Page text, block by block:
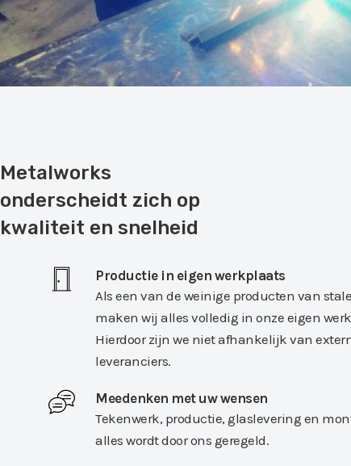
Metalworks
onderscheidt zich op
kwaliteit en snelheid
Productie in eigen werkplaats
Als een van de weinige producten van
maken wij alles volledig in onze eigen
Hierdoor zijn we niet afhankelijk van
leveranciers.
Meedenken met uw wensen
Tekenwerk, productie, glaslevering en
alles wordt door ons geregeld.